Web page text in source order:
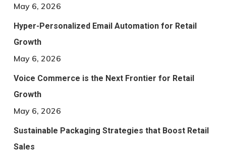
May 6, 2026
Hyper-Personalized Email Automation for Retail
Growth
May 6, 2026
Voice Commerce is the Next Frontier for Retail
Growth
May 6, 2026
Sustainable Packaging Strategies that Boost Retail
Sales